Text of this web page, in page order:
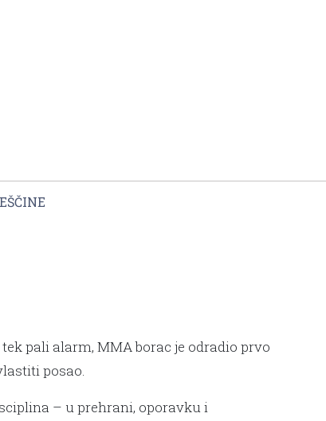
pali alarm, MMA borac je odradio prvo
posao.
– u prehrani, oporavku i